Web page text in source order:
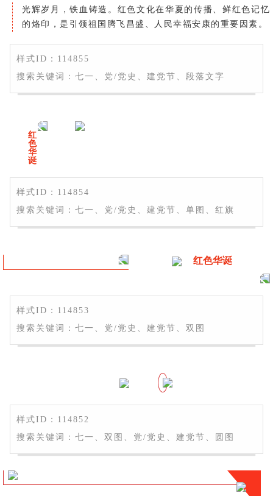
光辉岁月，铁血铸造。红色文化在华夏的传播、鲜红色记忆
的烙印，是引领祖国腾飞昌盛、人民幸福安康的重要因素。
样式ID：114855
搜索关键词：七一、党/党史、建党节、段落文字
1
红
色
华
诞
样式ID：114854
搜索关键词：七一、党/党史、建党节、单图、红旗
红色华诞
样式ID：114853
搜索关键词：七一、党/党史、建党节、双图
样式ID：114852
搜索关键词：七一、双图、党/党史、建党节、圆图